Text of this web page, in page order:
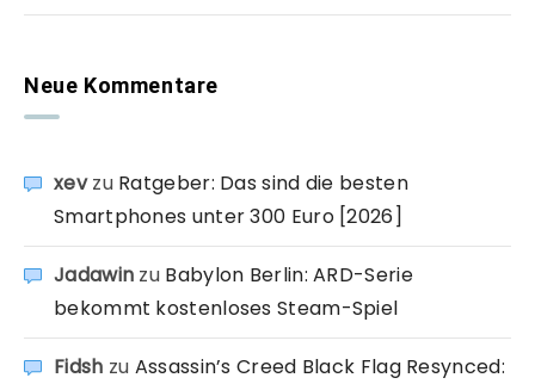
Neue Kommentare
xevzu Ratgeber: Das sind die besten
Smartphones unter 300 Euro [2026]
Jadawin zu Babylon Berlin: ARD-Serie
bekommt kostenloses Steam-Spiel
Fidsh zu Assassin’s Creed Black Flag Resynced: